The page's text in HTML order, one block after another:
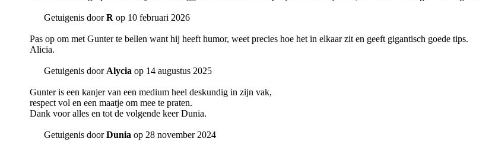
Getuigenis doorR op 10 februari 2026
Pas op om met Gunter te bellen want hij heeft humor, weet precies hoe het in elkaar zit en geeft gigantisch goede tips.
Alicia.
Getuigenis door Alycia op 14 augustus 2025
Gunter is een kanjer van een medium heel deskundig in zijn vak,
respect vol en een maatje om mee te praten.
Dank voor alles en tot de volgende keer Dunia.
Getuigenis doorDunia op 28 november 2024